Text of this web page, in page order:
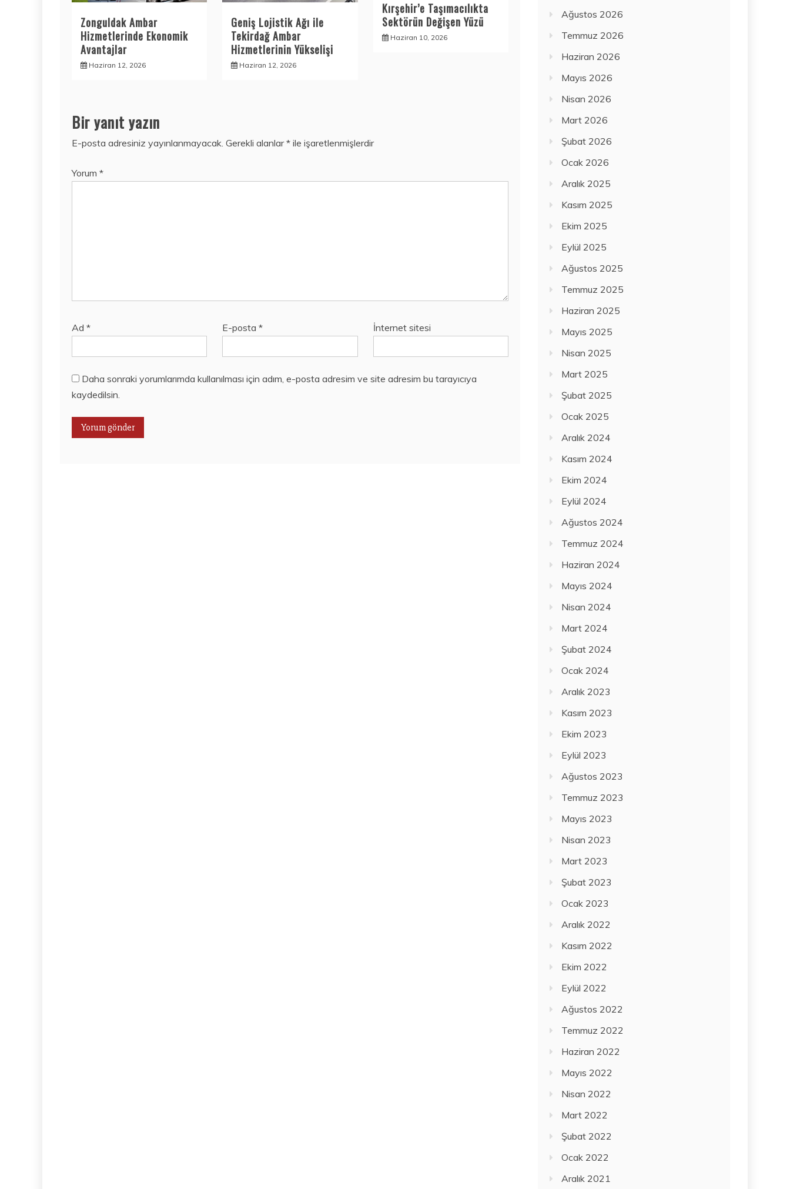
Zonguldak Ambar
Hizmetlerinde Ekonomik
Avantajlar
Haziran 12, 2026
Geniş Lojistik Ağı ile
Tekirdağ Ambar
Hizmetlerinin Yükselişi
Haziran 12, 2026
Kırşehir’e Taşımacılıkta
Sektörün Değişen Yüzü
Haziran 10, 2026
Bir yanıt yazın
E-posta adresiniz yayınlanmayacak. Gerekli alanlar* ile işaretlenmişlerdir
Yorum *
Ad * E-posta* İnternet sitesi
Daha sonraki yorumlarımda kullanılması için adım, e-posta adresim ve site adresim bu tarayıcıya
kaydedilsin.
Ağustos 2026
Temmuz 2026
Haziran 2026
Mayıs 2026
Nisan 2026
Mart 2026
Şubat 2026
Ocak 2026
Aralık 2025
Kasım 2025
Ekim 2025
Eylül 2025
Ağustos 2025
Temmuz 2025
Haziran 2025
Mayıs 2025
Nisan 2025
Mart 2025
Şubat 2025
Ocak 2025
Aralık 2024
Kasım 2024
Ekim 2024
Eylül 2024
Ağustos 2024
Temmuz 2024
Haziran 2024
Mayıs 2024
Nisan 2024
Mart 2024
Şubat 2024
Ocak 2024
Aralık 2023
Kasım 2023
Ekim 2023
Eylül 2023
Ağustos 2023
Temmuz 2023
Mayıs 2023
Nisan 2023
Mart 2023
Şubat 2023
Ocak 2023
Aralık 2022
Kasım 2022
Ekim 2022
Eylül 2022
Ağustos 2022
Temmuz 2022
Haziran 2022
Mayıs 2022
Nisan 2022
Mart 2022
Şubat 2022
Ocak 2022
Aralık 2021